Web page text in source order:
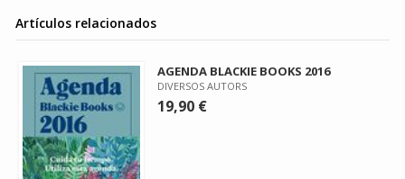
Artículos relacionados
AGENDA BLACKIE BOOKS 2016
DIVERSOS AUTORS
19,90 €